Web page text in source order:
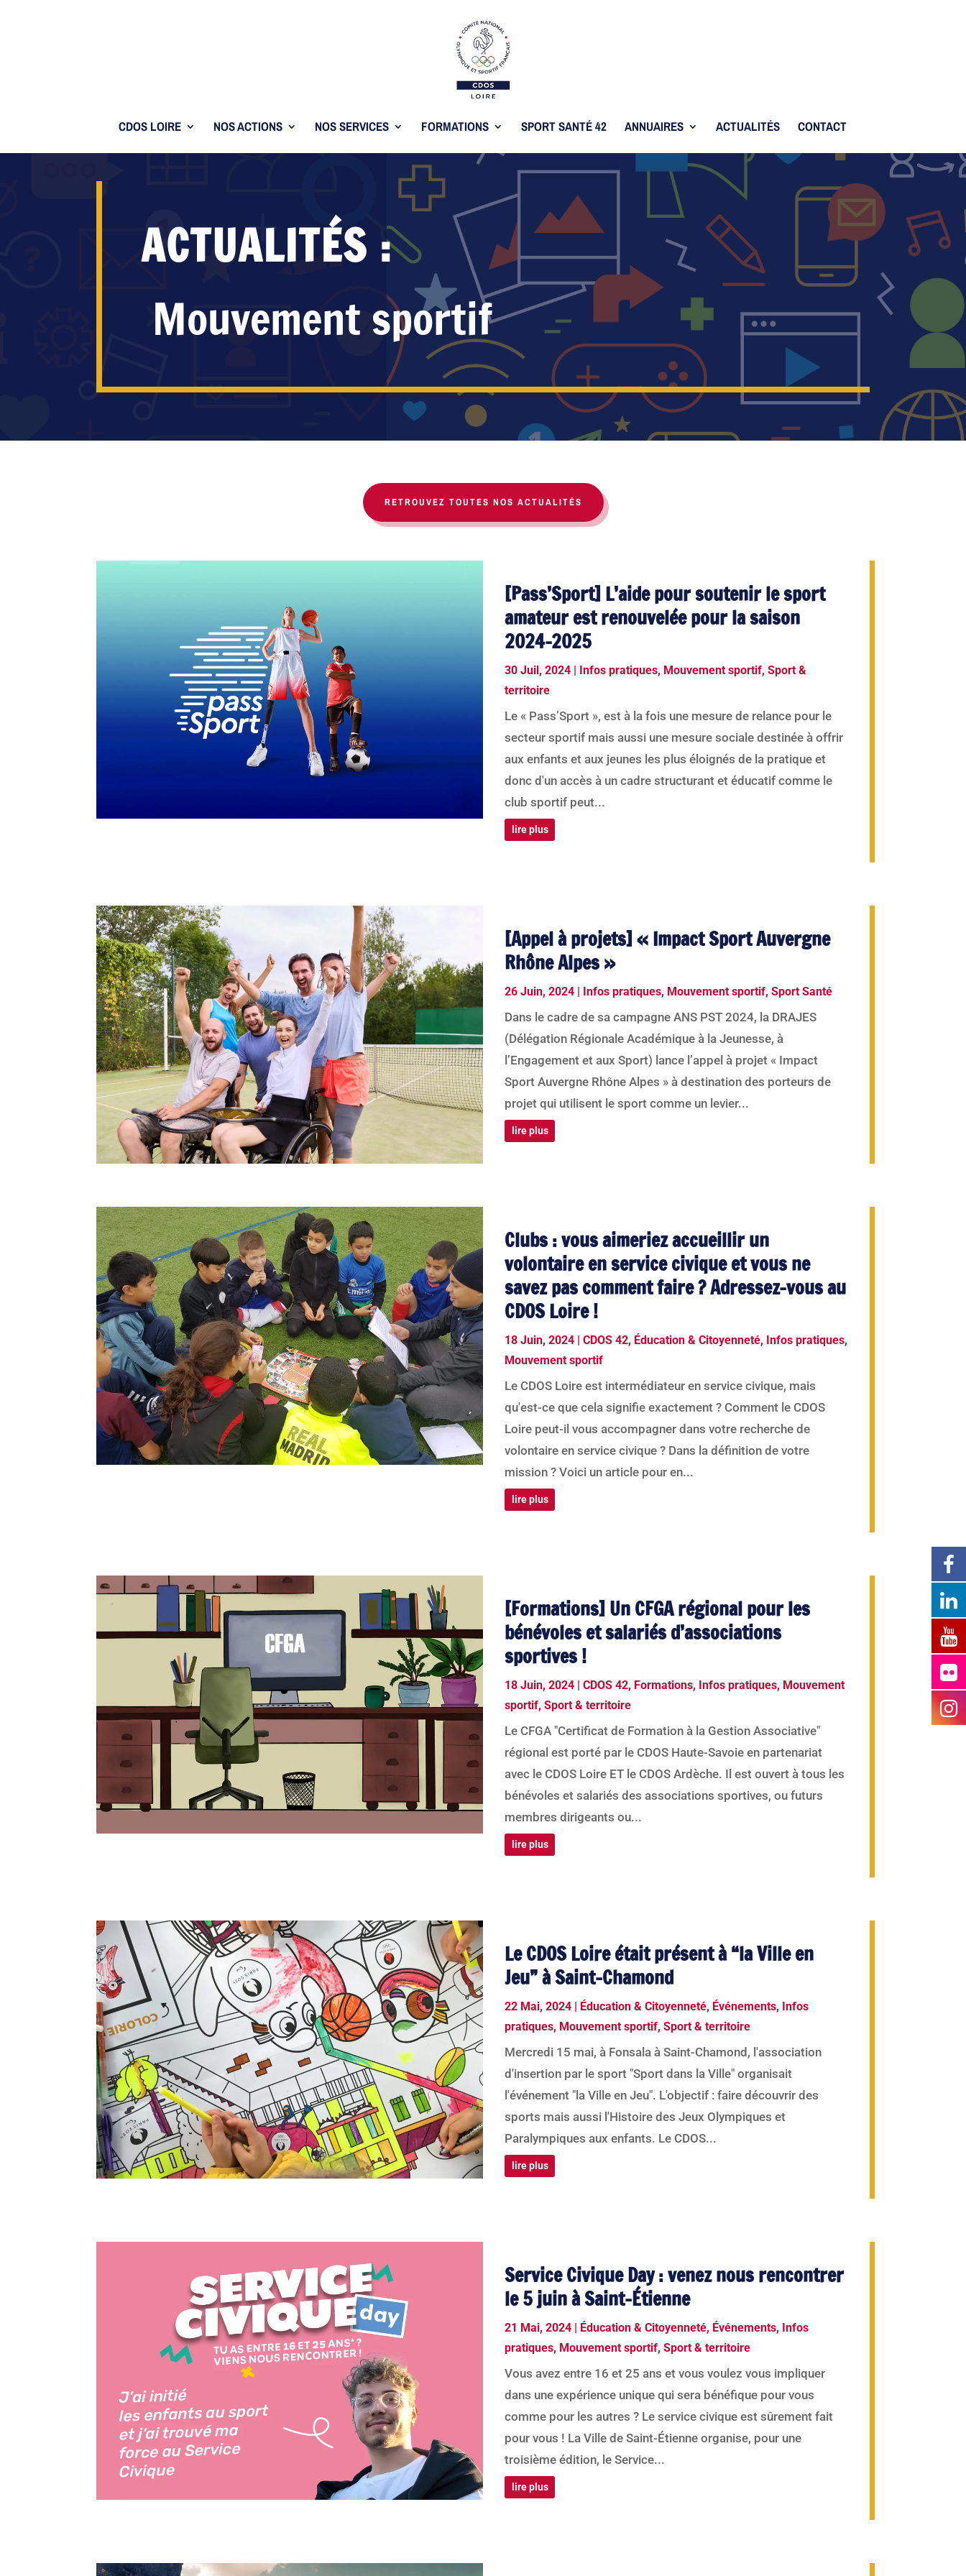
CDOS LOIRE NOS ACTIONS NOS SERVICES FORMATIONS SPORT SANTÉ 42 ANNUAIRES ACTUALITÉS CONTACT
ACTUALITÉS :
Mouvement sportif
RETROUVEZ TOUTES NOS ACTUALITÉS
[Pass’Sport] L’aide pour soutenir le sport
amateur est renouvelée pour la saison
2024-2025
30 Juil, 2024 | Infos pratiques, Mouvement sportif, Sport &
territoire
Le « Pass’Sport », est à la fois une mesure de relance pour le
secteur sportif mais aussi une mesure sociale destinée à offrir
aux enfants et aux jeunes les plus éloignés de la pratique et
donc d'un accès à un cadre structurant et éducatif comme le
club sportif peut...
lire plus
[Appel à projets] « Impact Sport Auvergne
Rhône Alpes »
26 Juin, 2024 | Infos pratiques, Mouvement sportif, Sport Santé
Dans le cadre de sa campagne ANS PST 2024, la DRAJES
(Délégation Régionale Académique à la Jeunesse, à
l’Engagement et aux Sport) lance l’appel à projet « Impact
Sport Auvergne Rhône Alpes » à destination des porteurs de
projet qui utilisent le sport comme un levier...
lire plus
Clubs : vous aimeriez accueillir un
volontaire en service civique et vous ne
savez pas comment faire ? Adressez-vous au
CDOS Loire !
18 Juin, 2024 | CDOS 42, Éducation & Citoyenneté, Infos pratiques,
Mouvement sportif
Le CDOS Loire est intermédiateur en service civique, mais
qu'est-ce que cela signifie exactement ? Comment le CDOS
Loire peut-il vous accompagner dans votre recherche de
volontaire en service civique ? Dans la définition de votre
mission ? Voici un article pour en...
lire plus
[Formations] Un CFGA régional pour les
bénévoles et salariés d’associations
sportives !
18 Juin, 2024 | CDOS 42, Formations, Infos pratiques, Mouvement
sportif, Sport & territoire
Le CFGA "Certificat de Formation à la Gestion Associative"
régional est porté par le CDOS Haute-Savoie en partenariat
avec le CDOS Loire ET le CDOS Ardèche. Il est ouvert à tous les
bénévoles et salariés des associations sportives, ou futurs
membres dirigeants ou...
lire plus
Le CDOS Loire était présent à “la Ville en
Jeu” à Saint-Chamond
22 Mai, 2024 | Éducation & Citoyenneté, Événements, Infos
pratiques, Mouvement sportif, Sport & territoire
Mercredi 15 mai, à Fonsala à Saint-Chamond, l'association
d'insertion par le sport "Sport dans la Ville" organisait
l'événement "la Ville en Jeu". L'objectif : faire découvrir des
sports mais aussi l'Histoire des Jeux Olympiques et
Paralympiques aux enfants. Le CDOS...
lire plus
Service Civique Day : venez nous rencontrer
le 5 juin à Saint-Étienne
21 Mai, 2024 | Éducation & Citoyenneté, Événements, Infos
pratiques, Mouvement sportif, Sport & territoire
Vous avez entre 16 et 25 ans et vous voulez vous impliquer
dans une expérience unique qui sera bénéfique pour vous
comme pour les autres ? Le service civique est sûrement fait
pour vous ! La Ville de Saint-Étienne organise, pour une
troisième édition, le Service...
lire plus